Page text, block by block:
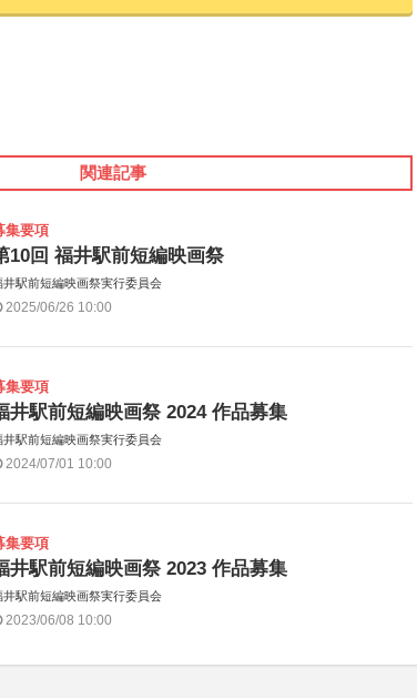
関連記事
集要項
10回 福井駅前短編映画祭
井駅前短編映画祭実行委員会
2025/06/26 10:00
集要項
井駅前短編映画祭 2024 作品募集
井駅前短編映画祭実行委員会
2024/07/01 10:00
集要項
井駅前短編映画祭 2023 作品募集
井駅前短編映画祭実行委員会
2023/06/08 10:00